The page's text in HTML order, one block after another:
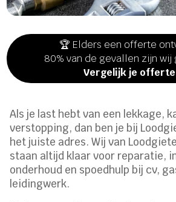
🏆 Elders een offerte
80% van de gevallen zijn wij
Vergelijk je
Als je last hebt van een lekkage,
verstopping, dan ben je bij
het juiste adres. Wij van
staan altijd klaar voor reparatie,
onderhoud en spoedhulp bij cv,
leidingwerk.